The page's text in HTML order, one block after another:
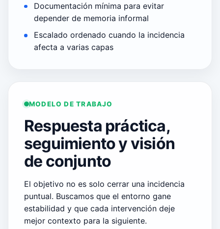
Documentación mínima para evitar
depender de memoria informal
Escalado ordenado cuando la incidencia
afecta a varias capas
MODELO DE TRABAJO
Respuesta práctica,
seguimiento y visión
de conjunto
El objetivo no es solo cerrar una incidencia
puntual. Buscamos que el entorno gane
estabilidad y que cada intervención deje
mejor contexto para la siguiente.